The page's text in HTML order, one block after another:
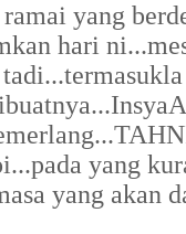
yang
hari
pada yang
yang akan